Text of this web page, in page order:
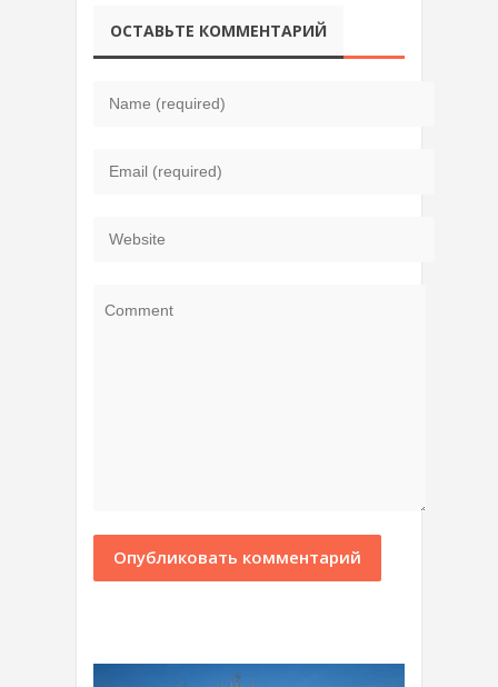
ОСТАВЬТЕ КОММЕНТАРИЙ